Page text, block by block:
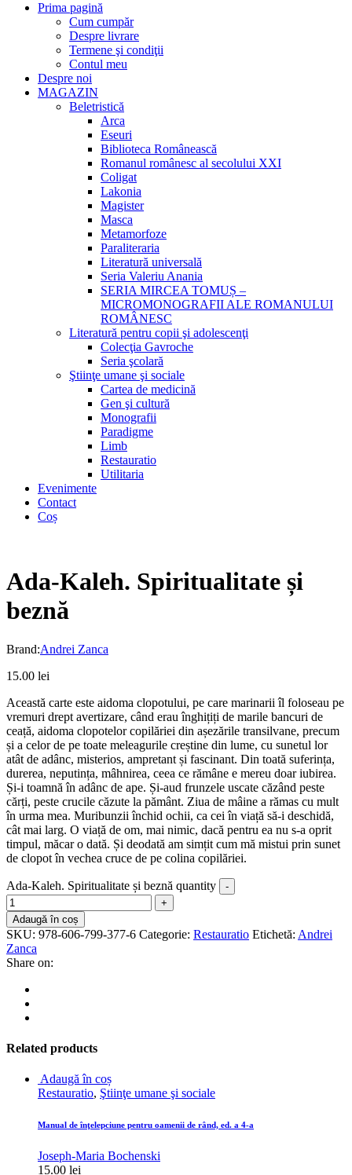
Prima pagină
Cum cumpăr
Despre livrare
Termene şi condiţii
Contul meu
Despre noi
MAGAZIN
Beletristică
Arca
Eseuri
Biblioteca Românească
Romanul românesc al secolului XXI
Coligat
Lakonia
Magister
Masca
Metamorfoze
Paraliteraria
Literatură universală
Seria Valeriu Anania
SERIA MIRCEA TOMUȘ –
MICROMONOGRAFII ALE ROMANULUI
ROMÂNESC
Literatură pentru copii şi adolescenţi
Colecţia Gavroche
Seria şcolară
Ştiinţe umane şi sociale
Cartea de medicină
Gen şi cultură
Monografii
Paradigme
Limb
Restauratio
Utilitaria
Evenimente
Contact
Coș
Ada-Kaleh. Spiritualitate și
beznă
Brand:Andrei Zanca
15.00 lei
Această carte este aidoma clopotului, pe care marinarii îl foloseau pe
vremuri drept avertizare, când erau înghițiți de marile bancuri de
ceață, aidoma clopotelor copilăriei din așezările transilvane, precum
și a celor de pe toate meleagurile creștine din lume, cu sunetul lor
atât de adânc, misterios, ampretant și fascinant. Din toată suferința,
durerea, neputința, mâhnirea, ceea ce rămâne e mereu doar iubirea.
Și-i toamnă în adânc de ape. Și-aud frunzele uscate căzând peste
cărți, peste crucile căzute la pământ. Ziua de mâine a rămas cu mult
în urma mea. Muribunzii închid ochii, ca cei în viață să-i deschidă,
cât mai larg. O viață de om, mai nimic, dacă pentru ea nu s-a oprit
timpul, măcar o dată. Și deodată am simțit cum mă mistui prin sunet
de clopot în vechea cruce de pe colina copilăriei.
Ada-Kaleh. Spiritualitate și beznă quantity
Adaugă în coș
SKU: 978-606-799-377-6 Categorie: Restauratio Etichetă: Andrei
Zanca
Share on:
Related products
Adaugă în coș
Restauratio, Ştiinţe umane şi sociale
Manual de înţelepciune pentru oamenii de rând, ed. a 4-a
Joseph-Maria Bochenski
15.00 lei